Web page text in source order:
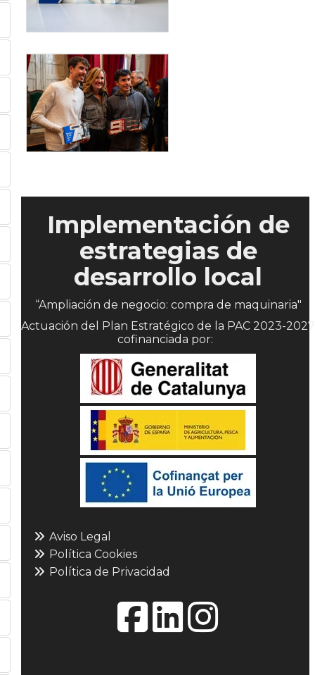
Implementación de
estrategias de
desarrollo local
“Ampliación de negocio: compra de maquinaria"
Actuación del Plan Estratégico de la PAC 2023-2027
cofinanciada por:
Aviso Legal
Política Cookies
Política de Privacidad